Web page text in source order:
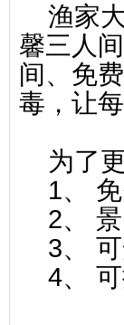
渔家大
馨三人
间、免
毒，让
为了更
1、 免
2、 景
3、 可
4、 可